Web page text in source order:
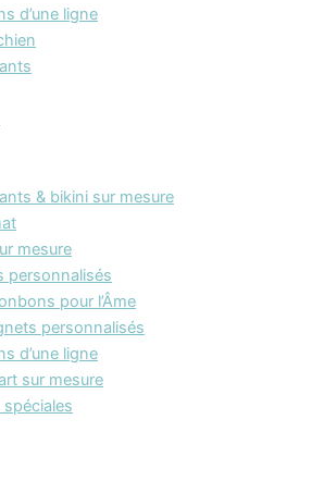
d’une ligne
& bikini sur mesure
mesure
personnalisés
pour l’Âme
personnalisés
d’une ligne
sur mesure